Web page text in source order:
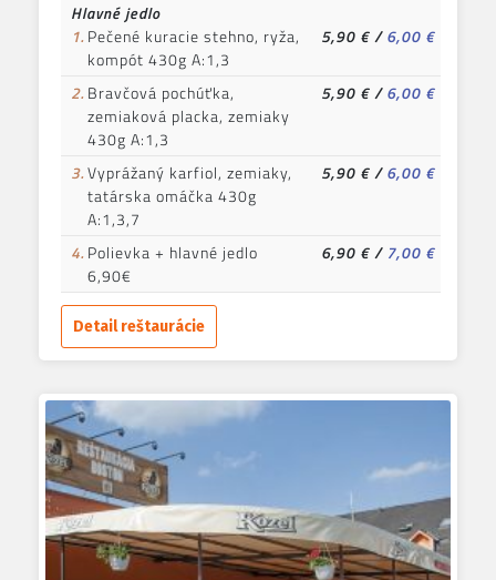
Hlavné jedlo
1. Pečené kuracie stehno, ryža,
kompót 430g A:1,3
5,90 €/ 6,00 €
2. Bravčová pochúťka,
zemiaková placka, zemiaky
430g A:1,3
5,90 €/ 6,00 €
3.Vyprážaný karfiol, zemiaky,
tatárska omáčka 430g
A:1,3,7
5,90 €/ 6,00 €
4. Polievka + hlavné jedlo
6,90€
6,90 €/ 7,00 €
Detail reštaurácie